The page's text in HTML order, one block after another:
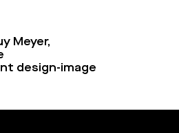
Meyer,
design-image